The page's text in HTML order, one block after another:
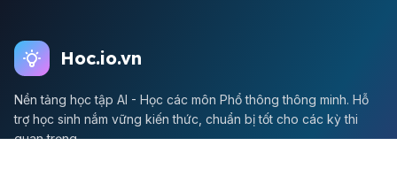
Hoc.io.vn
Nền tảng học tập AI - Học các môn Phổ thông thông minh. Hỗ
trợ học sinh nắm vững kiến thức, chuẩn bị tốt cho các kỳ thi
quan trọng.